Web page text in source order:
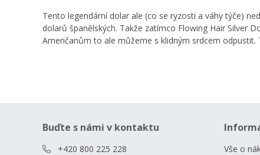
Tento legendární dolar ale (co se ryzosti a váhy týče)
dolarů španělských. Takže zatímco Flowing Hair Silver
Američanům to ale můžeme s klidným srdcem
Buďte s námi v kontaktu
+420 800 225 228
Vše o